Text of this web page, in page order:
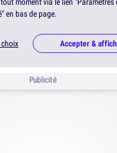
en bas de page.
choix Accepter &
Publicité